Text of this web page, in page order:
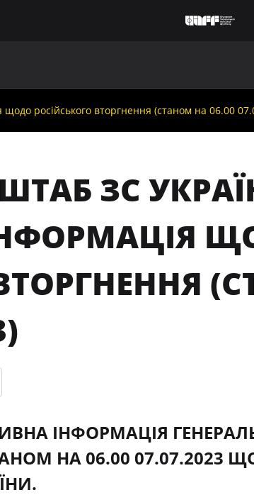
російського вторгнення (станом на 06.00
ЗС
ІНФОРМАЦІЯ
НА 06.00 07.07.2023